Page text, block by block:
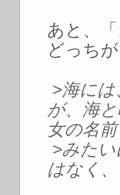
あと、
どっち
>海に
が、海
女の名前
>みた
はなく、